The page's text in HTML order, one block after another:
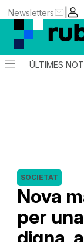
|
Newsletters
ÚLTIMES
Nova
per
SOCIETAT